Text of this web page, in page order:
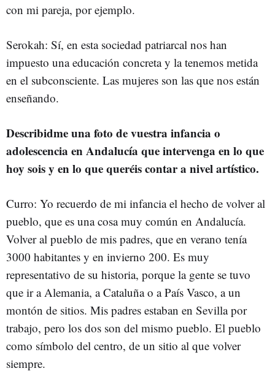
con mi pareja, por ejemplo.
Serokah: Sí, en esta sociedad patriarcal nos han
impuesto una educación concreta y la tenemos metida
en el subconsciente. Las mujeres son las que nos están
enseñando.
Describidme una foto de vuestra infancia o
adolescencia en Andalucía que intervenga en lo que
hoy sois y en lo que queréis contar a nivel artístico.
Curro: Yo recuerdo de mi infancia el hecho de volver al
pueblo, que es una cosa muy común en Andalucía.
Volver al pueblo de mis padres, que en verano tenía
3000 habitantes y en invierno 200. Es muy
representativo de su historia, porque la gente se tuvo
que ir a Alemania, a Cataluña o a País Vasco, a un
montón de sitios. Mis padres estaban en Sevilla por
trabajo, pero los dos son del mismo pueblo. El pueblo
como símbolo del centro, de un sitio al que volver
siempre.